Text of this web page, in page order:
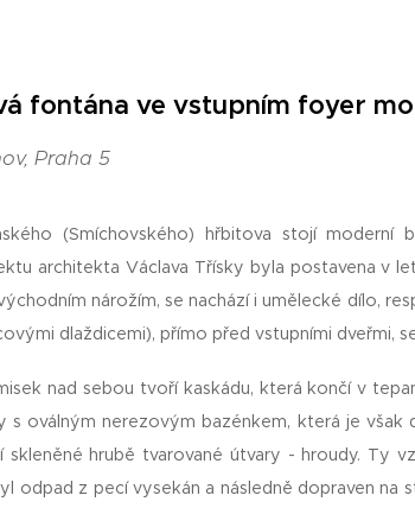
fontána ve vstupním foyer
Praha 5
(Smíchovského) hřbitova stojí moderní
architekta Václava Třísky byla postavena v
nárožím, se nachází i umělecké dílo,
dlaždicemi), přímo před vstupními dveřmi,
nad sebou tvoří kaskádu, která končí v
s oválným nerezovým bazénkem, která je však
hrubě tvarované útvary - hroudy. Ty
odpad z pecí vysekán a následně dopraven